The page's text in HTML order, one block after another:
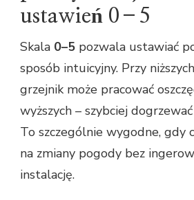
ustawień 0–5
Skala 0–5 pozwala ustawiać
sposób intuicyjny. Przy
grzejnik może pracować
wyższych – szybciej
To szczególnie wygodne, gdy
na zmiany pogody bez
instalację.